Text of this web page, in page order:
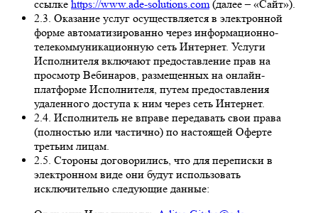
ссылке https://www.ade-solutions.com(далее – «Сайт»).
2.3. Оказание услуг осуществляется в электронной
форме автоматизированно через информационно-
телекоммуникационную сеть Интернет. Услуги
Исполнителя включают предоставление прав на
просмотр Вебинаров, размещенных на онлайн-
платформе Исполнителя, путем предоставления
удаленного доступа к ним через сеть Интернет.
2.4. Исполнитель не вправе передавать свои права
(полностью или частично) по настоящей Оферте
третьим лицам.
2.5. Стороны договорились, что для переписки в
электронном виде они будут использовать
исключительно следующие данные: